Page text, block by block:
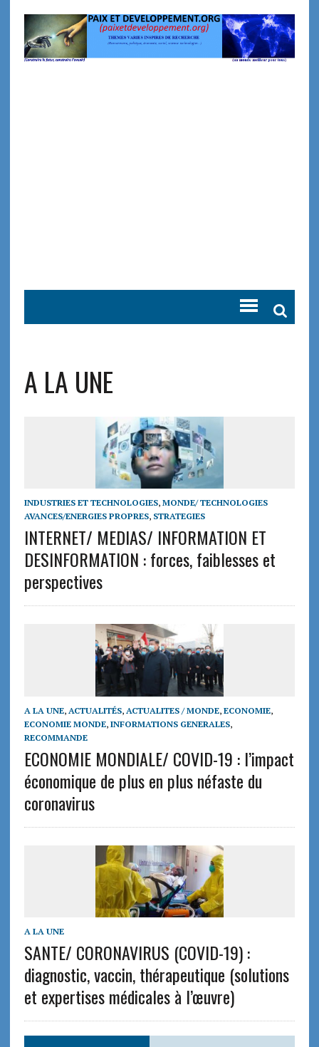
A LA UNE
INDUSTRIES ET TECHNOLOGIES, MONDE/ TECHNOLOGIES
AVANCES/ENERGIES PROPRES, STRATEGIES
INTERNET/ MEDIAS/ INFORMATION ET
DESINFORMATION : forces, faiblesses et
perspectives
A LA UNE, ACTUALITÉS, ACTUALITES / MONDE, ECONOMIE,
ECONOMIE MONDE, INFORMATIONS GENERALES,
RECOMMANDE
ECONOMIE MONDIALE/ COVID-19 : l’impact
économique de plus en plus néfaste du
coronavirus
A LA UNE
SANTE/ CORONAVIRUS (COVID-19) :
diagnostic, vaccin, thérapeutique (solutions
et expertises médicales à l’œuvre)